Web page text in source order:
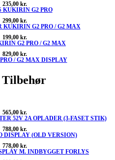
235,00 kr.
KUKIRIN G2 PRO
299,00 kr.
KUKIRIN G2 PRO / G2 MAX
199,00 kr.
G2 PRO / G2 MAX
829,00 kr.
/ G2 MAX DISPLAY
565,00 kr.
52V 2A OPLADER (3-FASET STIK)
788,00 kr.
DISPLAY (OLD VERSION)
778,00 kr.
M. INDBYGGET FORLYS